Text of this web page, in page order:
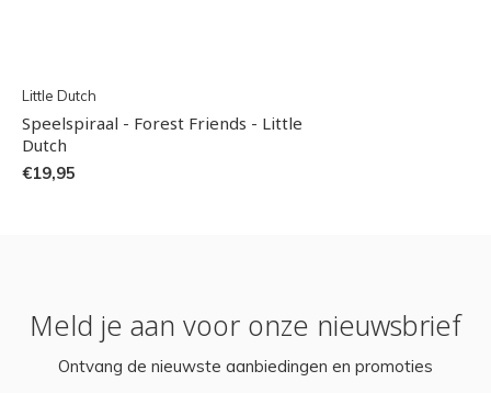
Little Dutch
Speelspiraal - Forest Friends - Little
Dutch
€19,95
Meld je aan voor onze nieuwsbrief
Ontvang de nieuwste aanbiedingen en promoties